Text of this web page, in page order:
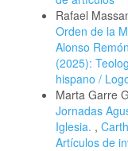
Rafael
Orden de la
Alonso Remón
(2025):
hispano /
Marta Garre
Jornadas
Iglesia. ,
Artículos de